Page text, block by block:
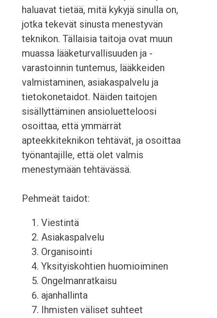
haluavat tietää, mitä kykyjä sinulla on,
jotka tekevät sinusta menestyvän
teknikon. Tällaisia taitoja ovat muun
muassa lääketurvallisuuden ja -
varastoinnin tuntemus, lääkkeiden
valmistaminen, asiakaspalvelu ja
tietokonetaidot. Näiden taitojen
sisällyttäminen ansioluetteloosi
osoittaa, että ymmärrät
apteekkiteknikon tehtävät, ja osoittaa
työnantajille, että olet valmis
menestymään tehtävässä.
Pehmeät taidot:
Viestintä
Asiakaspalvelu
Organisointi
Yksityiskohtien huomioiminen
Ongelmanratkaisu
ajanhallinta
Ihmisten väliset suhteet